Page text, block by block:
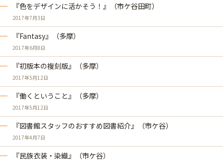
『色をデザインに活かそう！』（市ケ谷田町）
2017年7月3日
『Fantasy』（多摩）
2017年6月8日
『初版本の複刻版』（多摩）
2017年5月12日
『働くということ』（多摩）
2017年5月12日
『図書館スタッフのおすすめ図書紹介』（市ケ谷）
2017年4月7日
『民族衣装・染織』（市ケ谷）